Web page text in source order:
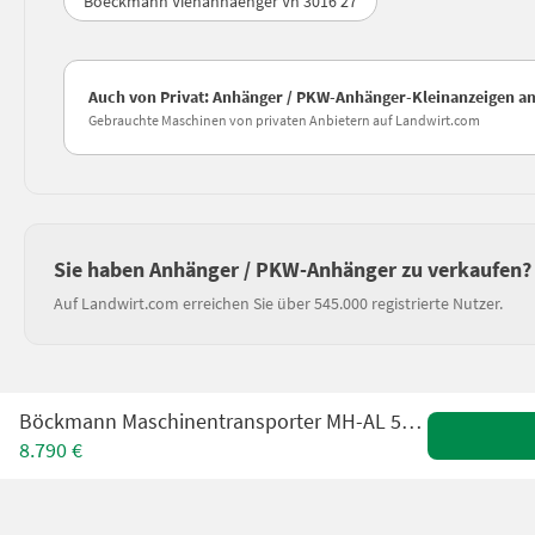
Auch von Privat: Anhänger / PKW-Anhänger-Kleinanzeigen
Gebrauchte Maschinen von privaten Anbietern auf Landwirt.com
Sie haben Anhänger / PKW-Anhänger zu verkaufen?
Auf Landwirt.com erreichen Sie über 545.000 registrierte Nutzer.
Böckmann Maschinentransporter MH-AL 5021/35 3,5to 5x2,1m
8.790 €